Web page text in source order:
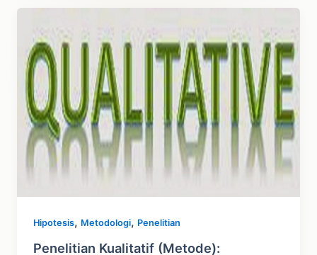
Contoh
Hipotesis, Metodologi, Penelitian
Penelitian Kualitatif (Metode):